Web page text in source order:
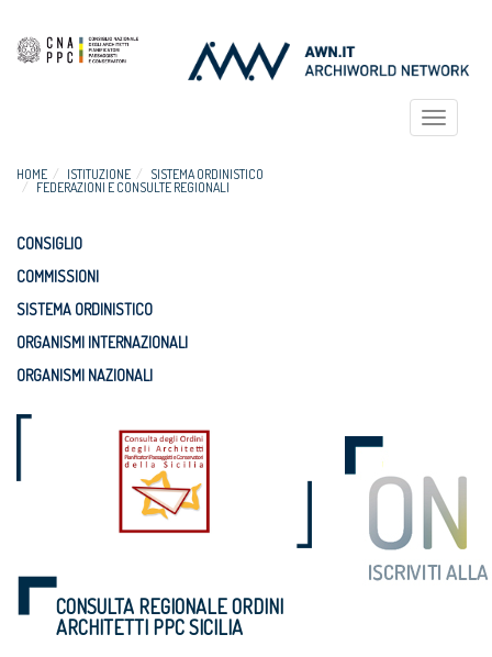
Toggle
HOME ISTITUZIONE
SISTEMA ORDINISTICO
FEDERAZIONI E CONSULTE REGIONALI
CONSIGLIO
COMMISSIONI
SISTEMA ORDINISTICO
ORGANISMI INTERNAZIONALI
ORGANISMI NAZIONALI
CONSULTA REGIONALE ORDINI
ARCHITETTI PPC SICILIA